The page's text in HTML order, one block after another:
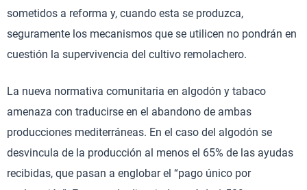
sometidos a reforma y, cuando esta se produzca,
seguramente los mecanismos que se utilicen no pondrán en
cuestión la supervivencia del cultivo remolachero.
La nueva normativa comunitaria en algodón y tabaco
amenaza con traducirse en el abandono de ambas
producciones mediterráneas. En el caso del algodón se
desvincula de la producción al menos el 65% de las ayudas
recibidas, que pasan a englobar el “pago único por